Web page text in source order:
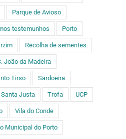
Parque de Avioso
testemunhos Porto
Recolha de sementes
João da Madeira
Tirso Sardoeira
Santa Justa Trofa UCP
Vila do Conde
Municipal do Porto